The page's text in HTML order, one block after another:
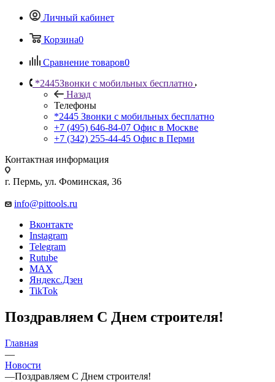
Личный кабинет
Корзина0
Сравнение товаров0
*2445Звонки с мобильных бесплатно
Назад
Телефоны
*2445 Звонки с мобильных бесплатно
+7 (495) 646-84-07 Офис в Москве
+7 (342) 255-44-45 Офис в Перми
Контактная информация
г. Пермь, ул. Фоминская, 36
info@pittools.ru
Вконтакте
Instagram
Telegram
Rutube
MAX
Яндекс.Дзен
TikTok
Поздравляем С Днем строителя!
Главная
—
Новости
—Поздравляем С Днем строителя!